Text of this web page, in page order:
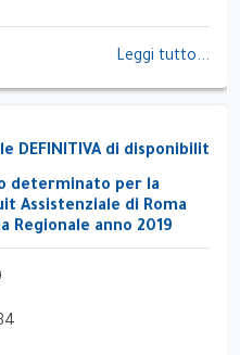
Leggi tutto...
DEFINITIVA di disponibilit
determinato per la
Assistenziale di Roma
Regionale anno 2019